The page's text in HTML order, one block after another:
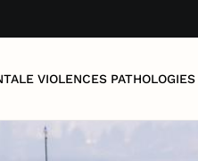
VIOLENCES PATHOLOGIES